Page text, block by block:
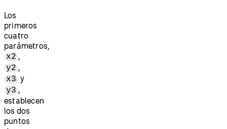
Los
primeros
cuatro
parámetros,
x2 ,
y2 ,
x3 y
y3 ,
establecen
los dos
puntos